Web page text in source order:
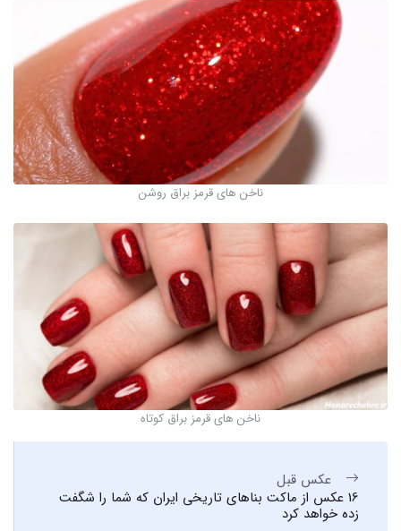
ناخن های قرمز براق روشن
ناخن های قرمز براق کوتاه
عکس قبل
16 عکس از ماکت بناهای تاریخی ایران که شما را شگفت
زده خواهد کرد